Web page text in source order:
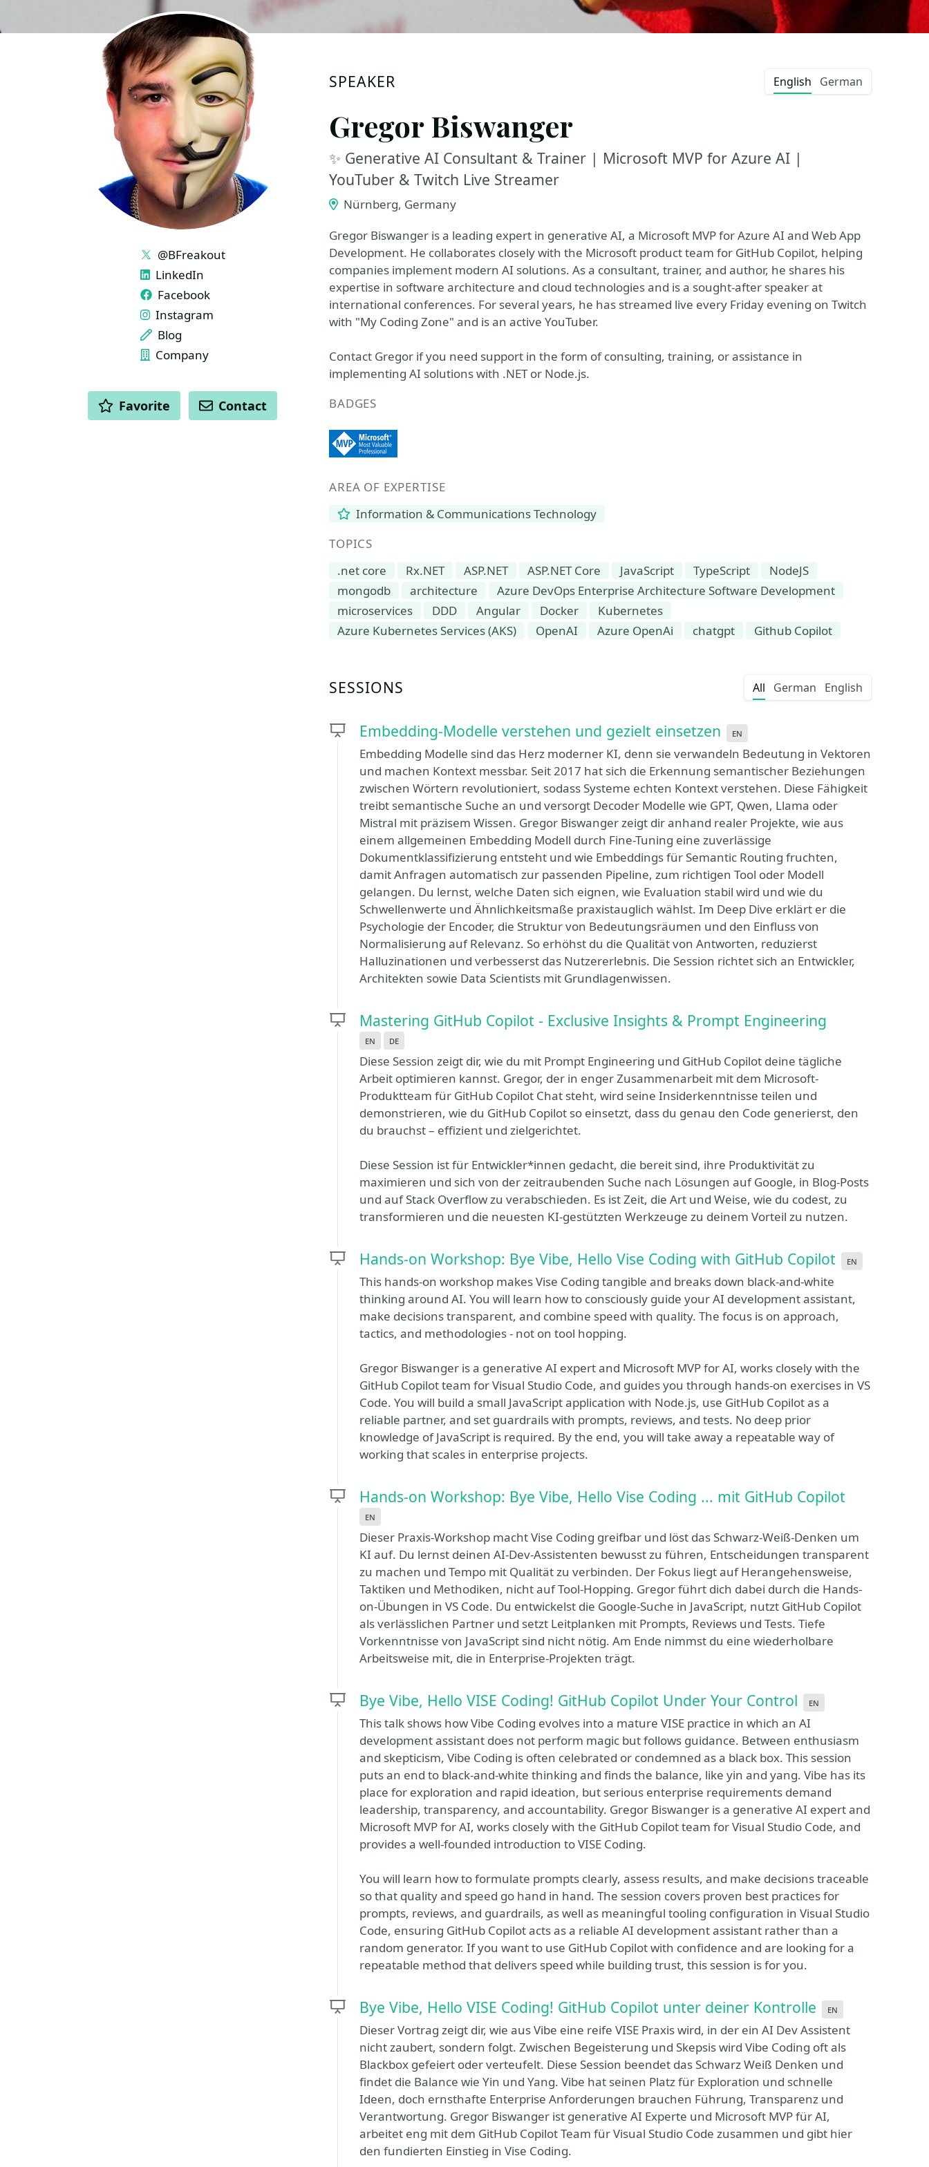
SPEAKER English German
Gregor Biswanger
✨ Generative AI Consultant & Trainer | Microsoft MVP for Azure AI |
YouTuber & Twitch Live Streamer
Nürnberg, Germany
Gregor Biswanger is a leading expert in generative AI, a Microsoft MVP for Azure AI and Web App
Development. He collaborates closely with the Microsoft product team for GitHub Copilot, helping
companies implement modern AI solutions. As a consultant, trainer, and author, he shares his
expertise in software architecture and cloud technologies and is a sought-after speaker at
international conferences. For several years, he has streamed live every Friday evening on Twitch
with "My Coding Zone" and is an active YouTuber.
Contact Gregor if you need support in the form of consulting, training, or assistance in
implementing AI solutions with .NET or Node.js.
BADGES
AREA OF EXPERTISE
Information & Communications Technology
TOPICS
.net core
Rx.NET ASP.NET ASP.NET Core JavaScript TypeScript
NodeJS
mongodb
architecture
Azure DevOps Enterprise Architecture Software Development
microservices
DDD Angular Docker
Kubernetes
Azure Kubernetes Services (AKS)
OpenAI Azure OpenAi chatgpt Github Copilot
SESSIONS All German English
Embedding-Modelle verstehen und gezielt einsetzen en
Embedding Modelle sind das Herz moderner KI, denn sie verwandeln Bedeutung in Vektoren
und machen Kontext messbar. Seit 2017 hat sich die Erkennung semantischer Beziehungen
zwischen Wörtern revolutioniert, sodass Systeme echten Kontext verstehen. Diese Fähigkeit
treibt semantische Suche an und versorgt Decoder Modelle wie GPT, Qwen, Llama oder
Mistral mit präzisem Wissen. Gregor Biswanger zeigt dir anhand realer Projekte, wie aus
einem allgemeinen Embedding Modell durch Fine-Tuning eine zuverlässige
Dokumentklassifizierung entsteht und wie Embeddings für Semantic Routing fruchten,
damit Anfragen automatisch zur passenden Pipeline, zum richtigen Tool oder Modell
gelangen. Du lernst, welche Daten sich eignen, wie Evaluation stabil wird und wie du
Schwellenwerte und Ähnlichkeitsmaße praxistauglich wählst. Im Deep Dive erklärt er die
Psychologie der Encoder, die Struktur von Bedeutungsräumen und den Einfluss von
Normalisierung auf Relevanz. So erhöhst du die Qualität von Antworten, reduzierst
Halluzinationen und verbesserst das Nutzererlebnis. Die Session richtet sich an Entwickler,
Architekten sowie Data Scientists mit Grundlagenwissen.
Mastering GitHub Copilot - Exclusive Insights & Prompt Engineering
en de
Diese Session zeigt dir, wie du mit Prompt Engineering und GitHub Copilot deine tägliche
Arbeit optimieren kannst. Gregor, der in enger Zusammenarbeit mit dem Microsoft-
Produktteam für GitHub Copilot Chat steht, wird seine Insiderkenntnisse teilen und
demonstrieren, wie du GitHub Copilot so einsetzt, dass du genau den Code generierst, den
du brauchst – effizient und zielgerichtet.
Diese Session ist für Entwickler*innen gedacht, die bereit sind, ihre Produktivität zu
maximieren und sich von der zeitraubenden Suche nach Lösungen auf Google, in Blog-Posts
und auf Stack Overflow zu verabschieden. Es ist Zeit, die Art und Weise, wie du codest, zu
transformieren und die neuesten KI-gestützten Werkzeuge zu deinem Vorteil zu nutzen.
Hands-on Workshop: Bye Vibe, Hello Vise Coding with GitHub Copilot en
This hands-on workshop makes Vise Coding tangible and breaks down black-and-white
thinking around AI. You will learn how to consciously guide your AI development assistant,
make decisions transparent, and combine speed with quality. The focus is on approach,
tactics, and methodologies - not on tool hopping.
Gregor Biswanger is a generative AI expert and Microsoft MVP for AI, works closely with the
GitHub Copilot team for Visual Studio Code, and guides you through hands-on exercises in VS
Code. You will build a small JavaScript application with Node.js, use GitHub Copilot as a
reliable partner, and set guardrails with prompts, reviews, and tests. No deep prior
knowledge of JavaScript is required. By the end, you will take away a repeatable way of
working that scales in enterprise projects.
Hands-on Workshop: Bye Vibe, Hello Vise Coding ... mit GitHub Copilot
en
Dieser Praxis-Workshop macht Vise Coding greifbar und löst das Schwarz-Weiß-Denken um
KI auf. Du lernst deinen AI-Dev-Assistenten bewusst zu führen, Entscheidungen transparent
zu machen und Tempo mit Qualität zu verbinden. Der Fokus liegt auf Herangehensweise,
Taktiken und Methodiken, nicht auf Tool-Hopping. Gregor führt dich dabei durch die Hands-
on-Übungen in VS Code. Du entwickelst die Google-Suche in JavaScript, nutzt GitHub Copilot
als verlässlichen Partner und setzt Leitplanken mit Prompts, Reviews und Tests. Tiefe
Vorkenntnisse von JavaScript sind nicht nötig. Am Ende nimmst du eine wiederholbare
Arbeitsweise mit, die in Enterprise-Projekten trägt.
Bye Vibe, Hello VISE Coding! GitHub Copilot Under Your Control en
This talk shows how Vibe Coding evolves into a mature VISE practice in which an AI
development assistant does not perform magic but follows guidance. Between enthusiasm
and skepticism, Vibe Coding is often celebrated or condemned as a black box. This session
puts an end to black-and-white thinking and finds the balance, like yin and yang. Vibe has its
place for exploration and rapid ideation, but serious enterprise requirements demand
leadership, transparency, and accountability. Gregor Biswanger is a generative AI expert and
Microsoft MVP for AI, works closely with the GitHub Copilot team for Visual Studio Code, and
provides a well-founded introduction to VISE Coding.
You will learn how to formulate prompts clearly, assess results, and make decisions traceable
so that quality and speed go hand in hand. The session covers proven best practices for
prompts, reviews, and guardrails, as well as meaningful tooling configuration in Visual Studio
Code, ensuring GitHub Copilot acts as a reliable AI development assistant rather than a
random generator. If you want to use GitHub Copilot with confidence and are looking for a
repeatable method that delivers speed while building trust, this session is for you.
Bye Vibe, Hello VISE Coding! GitHub Copilot unter deiner Kontrolle en
Dieser Vortrag zeigt dir, wie aus Vibe eine reife VISE Praxis wird, in der ein AI Dev Assistent
nicht zaubert, sondern folgt. Zwischen Begeisterung und Skepsis wird Vibe Coding oft als
Blackbox gefeiert oder verteufelt. Diese Session beendet das Schwarz Weiß Denken und
findet die Balance wie Yin und Yang. Vibe hat seinen Platz für Exploration und schnelle
Ideen, doch ernsthafte Enterprise Anforderungen brauchen Führung, Transparenz und
Verantwortung. Gregor Biswanger ist generative AI Experte und Microsoft MVP für AI,
arbeitet eng mit dem GitHub Copilot Team für Visual Studio Code zusammen und gibt hier
den fundierten Einstieg in Vise Coding.
LINKS
@BFreakout
LinkedIn
Facebook
Instagram
Blog
Company
ACTIONS
Favorite Contact